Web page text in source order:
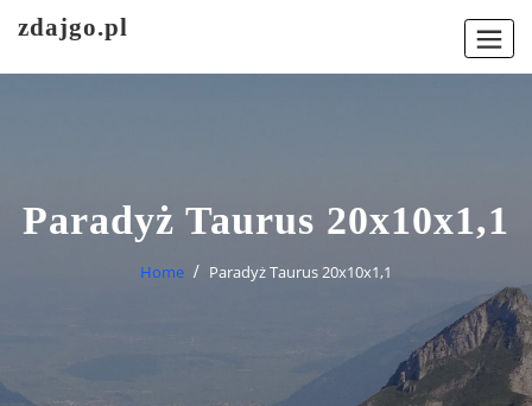
zdajgo.pl
Paradyż Taurus 20x10x1,1
Home Paradyż Taurus 20x10x1,1